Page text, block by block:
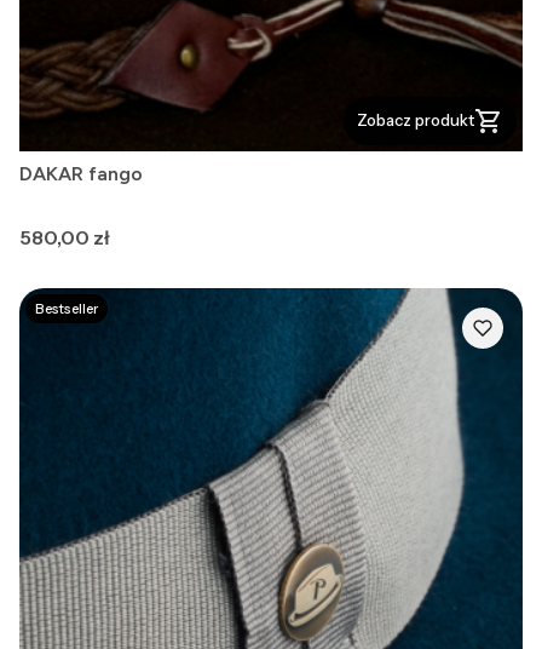
Zobacz produkt
DAKAR fango
Cena
580,00 zł
Bestseller